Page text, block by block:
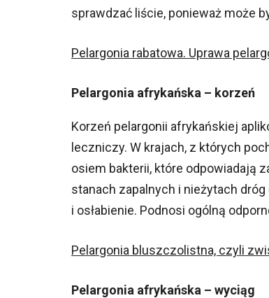
sprawdzać liście, ponieważ może
Pelargonia rabatowa. Uprawa
Pelargonia afrykańska – korzeń
Korzeń pelargonii afrykańskiej
leczniczy. W krajach, z których
osiem bakterii, które odpowiadają
stanach zapalnych i nieżytach
i osłabienie. Podnosi ogólną
Pelargonia bluszczolistna, czyli
Pelargonia afrykańska – wyciąg